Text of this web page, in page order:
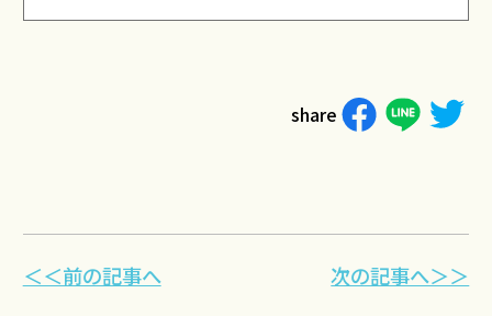
share
＜＜前の記事へ 次の記事へ＞＞